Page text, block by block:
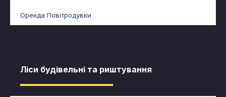
Оренда Повітродувки
Ліси будівельні та риштування​​